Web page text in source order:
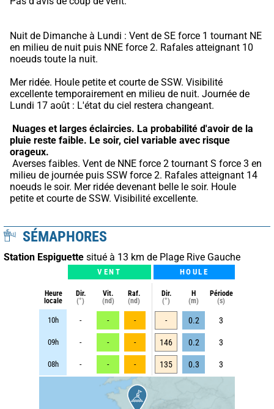
Nuit de Dimanche à Lundi : Vent de SE force 1 tournant NE
en milieu de nuit puis NNE force 2. Rafales atteignant 10
noeuds toute la nuit.
Mer ridée. Houle petite et courte de SSW. Visibilité
excellente temporairement en milieu de nuit. Journée de
Lundi 17 août : L'état du ciel restera changeant.
Nuages et larges éclaircies. La probabilité d'avoir de la
pluie reste faible. Le soir, ciel variable avec risque
orageux.
milieu de journée puis SSW force 2. Rafales atteignant 14
noeuds le soir. Mer ridée devenant belle le soir. Houle
petite et courte de SSW. Visibilité excellente.
SÉMAPHORES
Station Espiguette situé à 13 km de Plage Rive Gauche
VENT HOULE
Heure
locale
Dir.
(°)
Vit.
(nd)
Raf.
(nd)
Dir.
(°)
H
(m)
Période
(s)
10h - - - - 0.2 3
09h - - - 146 0.2 3
08h - - - 135 0.3 3